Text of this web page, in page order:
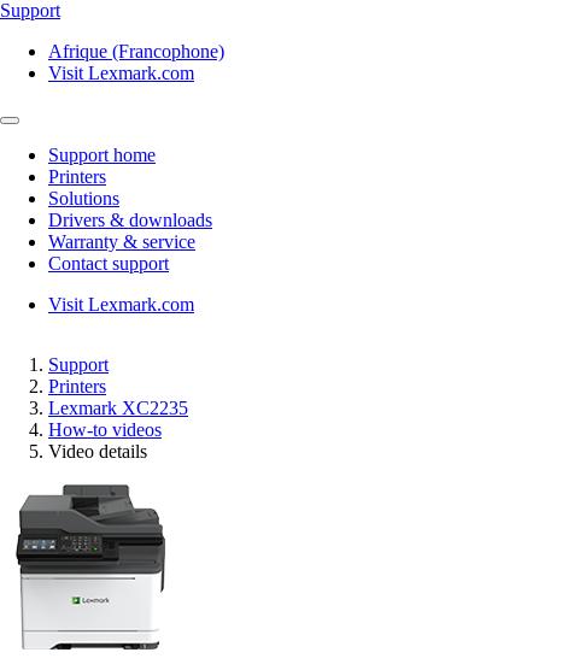
Support
Afrique (Francophone)
Visit Lexmark.com
Support home
Printers
Solutions
Drivers & downloads
Warranty & service
Contact support
Visit Lexmark.com
Support
Printers
Lexmark XC2235
How-to videos
Video details